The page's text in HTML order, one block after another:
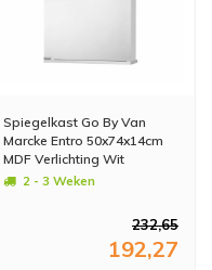
Spiegelkast Go By Van
Marcke Entro 50x74x14cm
MDF Verlichting Wit
2 - 3 Weken
232,65
192,27